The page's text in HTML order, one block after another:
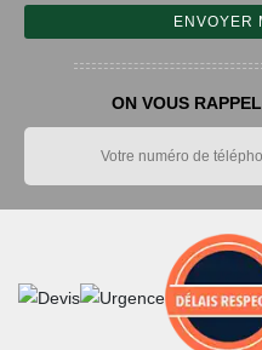
ON VOUS